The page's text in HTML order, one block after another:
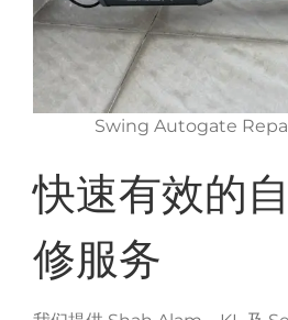
Swing Autogate
快速有效的
修服务